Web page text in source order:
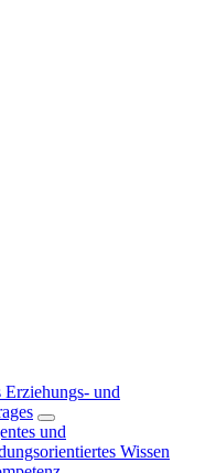
und
und
Wissen